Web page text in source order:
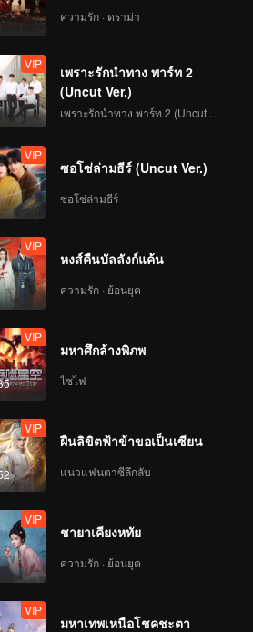
ความรัก · ดราม่า
VIP
เพราะรักนำทาง พาร์ท 2
(Uncut Ver.)
VIP
ซอโซ่ล่ามธีร์ (Uncut Ver.)
ซอโซ่ล่ามธีร์
VIP
หงส์คืนบัลลังก์แค้น
ความรัก · ย้อนยุค
VIP
มหาศึกล้างพิภพ
ไซไฟ
VIP
ฝืนลิขิตฟ้าข้าขอเป็นเซียน
แนวแฟนตาซีลึกลับ
VIP
ชายาเคียงหทัย
ความรัก · ย้อนยุค
VIP
มหาเทพเหนือโชคชะตา